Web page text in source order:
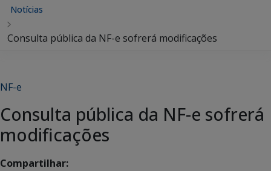
Notícias
Consulta pública da NF-e sofrerá modificações
NF-e
Consulta pública da NF-e sofrerá
modificações
Compartilhar: